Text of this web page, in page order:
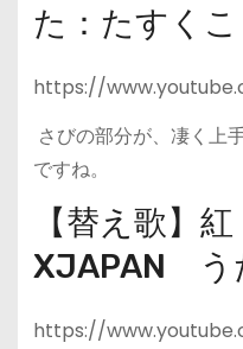
た：たすくこ
https://
さびの部分が、凄く上
ですね。
【替え歌】
XJAPAN う
https://